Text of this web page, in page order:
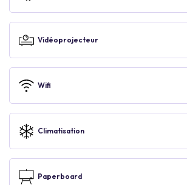
Vidéoprojecteur
Wifi
Climatisation
Paperboard